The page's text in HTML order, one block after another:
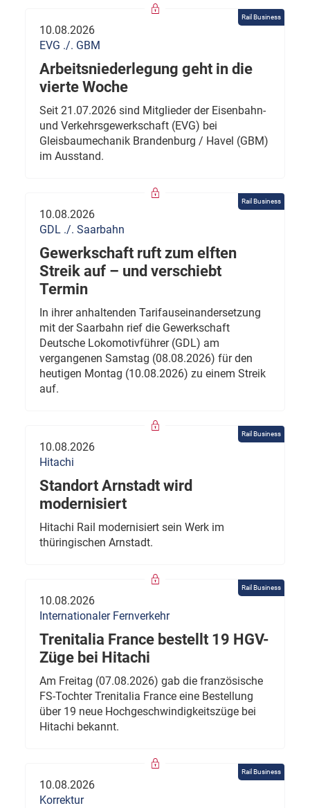
Rail Business
10.08.2026
EVG ./. GBM
Arbeitsniederlegung geht in die
vierte Woche
Seit 21.07.2026 sind Mitglieder der Eisenbahn-
und Verkehrsgewerkschaft (EVG) bei
Gleisbaumechanik Brandenburg / Havel (GBM)
im Ausstand.
Rail Business
10.08.2026
GDL ./. Saarbahn
Gewerkschaft ruft zum elften
Streik auf – und verschiebt
Termin
In ihrer anhaltenden Tarifauseinandersetzung
mit der Saarbahn rief die Gewerkschaft
Deutsche Lokomotivführer (GDL) am
vergangenen Samstag (08.08.2026) für den
heutigen Montag (10.08.2026) zu einem Streik
auf.
Rail Business
10.08.2026
Hitachi
Standort Arnstadt wird
modernisiert
Hitachi Rail modernisiert sein Werk im
thüringischen Arnstadt.
Rail Business
10.08.2026
Internationaler Fernverkehr
Trenitalia France bestellt 19 HGV-
Züge bei Hitachi
Am Freitag (07.08.2026) gab die französische
FS-Tochter Trenitalia France eine Bestellung
über 19 neue Hochgeschwindigkeitszüge bei
Hitachi bekannt.
Rail Business
10.08.2026
Korrektur